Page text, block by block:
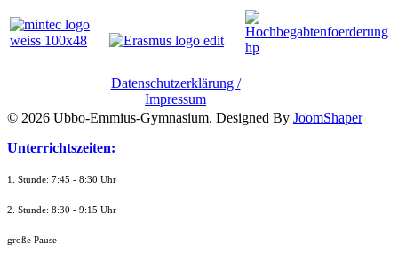
Datenschutzerklärung /
Impressum
© 2026 Ubbo-Emmius-Gymnasium. Designed By JoomShaper
Unterrichtszeiten:
1. Stunde: 7:45 - 8:30 Uhr
2. Stunde: 8:30 - 9:15 Uhr
große Pause